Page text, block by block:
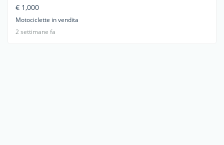
€ 1,000
Motociclette in vendita
2 settimane fa